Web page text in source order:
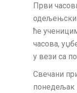
Први
ће
часова,
у вези са
Свечани
понедељак